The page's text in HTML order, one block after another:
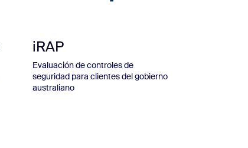
iRAP
Evaluación de controles de
seguridad para clientes del gobierno
australiano